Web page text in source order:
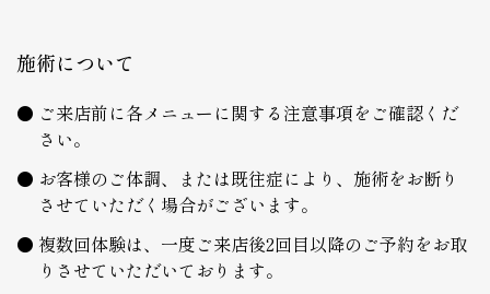
施術について
ご来店前に各メニューに関する注意事項をご確認くだ
さい。
お客様のご体調、または既往症により、施術をお断り
させていただく場合がございます。
複数回体験は、一度ご来店後2回目以降のご予約をお取
りさせていただいております。